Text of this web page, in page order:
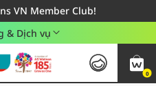
VN Member Club!
đơn hàng từ 249,000Đ
khu vực TP. Hồ Chí Minh
& Dịch vụ
0